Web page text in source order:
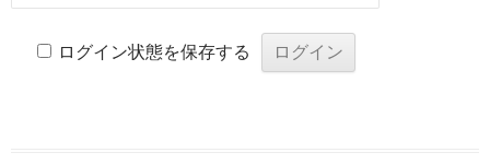
ログイン状態を保存する